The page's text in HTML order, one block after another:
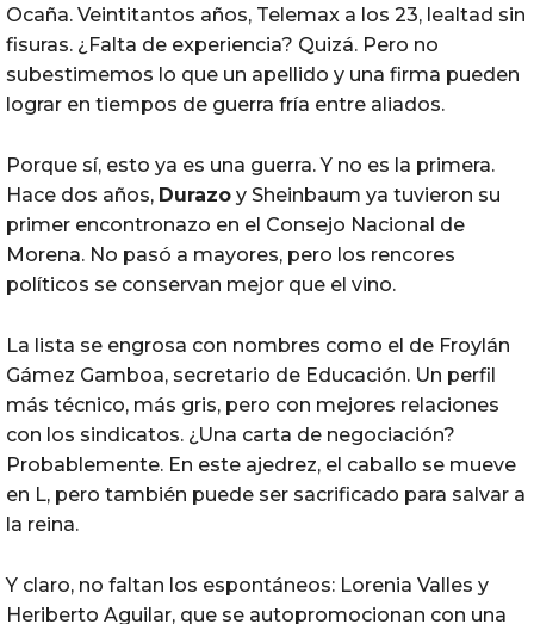
Ocaña. Veintitantos años, Telemax a los 23, lealtad sin
fisuras. ¿Falta de experiencia? Quizá. Pero no
subestimemos lo que un apellido y una firma pueden
lograr en tiempos de guerra fría entre aliados.
Porque sí, esto ya es una guerra. Y no es la primera.
Hace dos años, Durazo y Sheinbaum ya tuvieron su
primer encontronazo en el Consejo Nacional de
Morena. No pasó a mayores, pero los rencores
políticos se conservan mejor que el vino.
La lista se engrosa con nombres como el de Froylán
Gámez Gamboa, secretario de Educación. Un perfil
más técnico, más gris, pero con mejores relaciones
con los sindicatos. ¿Una carta de negociación?
Probablemente. En este ajedrez, el caballo se mueve
en L, pero también puede ser sacrificado para salvar a
la reina.
Y claro, no faltan los espontáneos: Lorenia Valles y
Heriberto Aguilar, que se autopromocionan con una